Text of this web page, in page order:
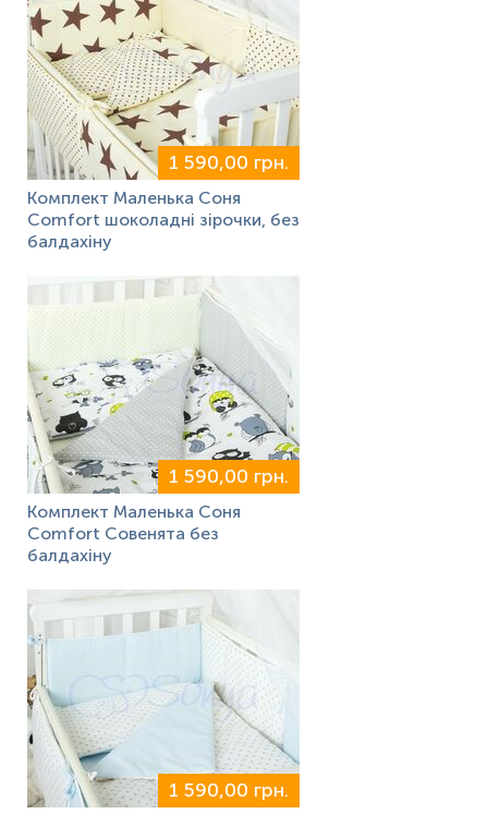
1 590,00 грн.
Комплект Маленька Соня
Comfort шоколадні зірочки, без
балдахіну
1 590,00 грн.
Комплект Маленька Соня
Comfort Совенята без
балдахіну
1 590,00 грн.